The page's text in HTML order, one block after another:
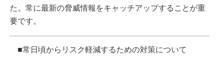
た。常に最新の脅威情報をキャッチアップすることが重
要です。
■常日頃からリスク軽減するための対策について